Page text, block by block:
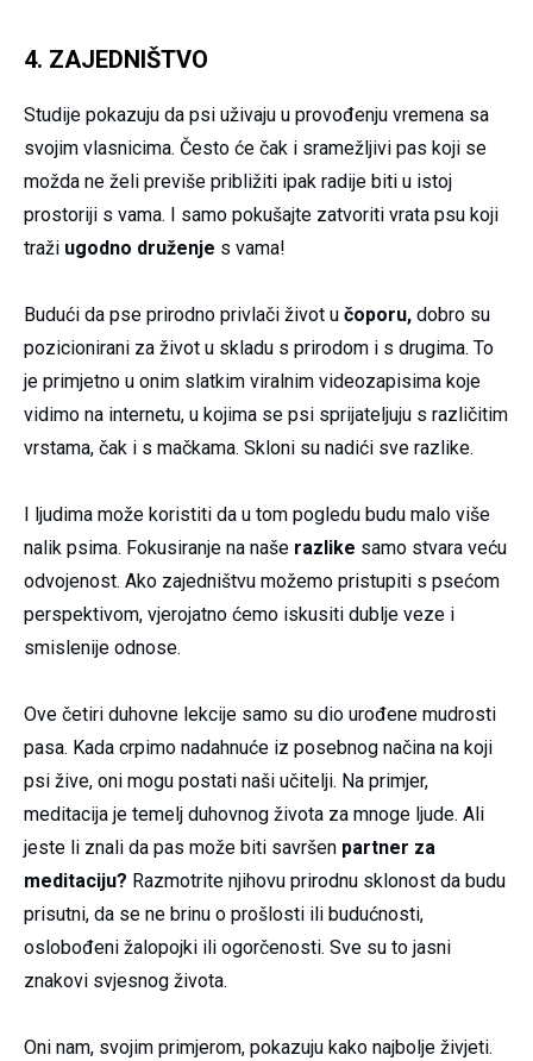
4. ZAJEDNIŠTVO
Studije pokazuju da psi uživaju u provođenju vremena sa
svojim vlasnicima. Često će čak i sramežljivi pas koji se
možda ne želi previše približiti ipak radije biti u istoj
prostoriji s vama. I samo pokušajte zatvoriti vrata psu koji
traži ugodno druženje s vama!
Budući da pse prirodno privlači život u čoporu, dobro su
pozicionirani za život u skladu s prirodom i s drugima. To
je primjetno u onim slatkim viralnim videozapisima koje
vidimo na internetu, u kojima se psi sprijateljuju s različitim
vrstama, čak i s mačkama. Skloni su nadići sve razlike.
I ljudima može koristiti da u tom pogledu budu malo više
nalik psima. Fokusiranje na naše razlike samo stvara veću
odvojenost. Ako zajedništvu možemo pristupiti s psećom
perspektivom, vjerojatno ćemo iskusiti dublje veze i
smislenije odnose.
Ove četiri duhovne lekcije samo su dio urođene mudrosti
pasa. Kada crpimo nadahnuće iz posebnog načina na koji
psi žive, oni mogu postati naši učitelji. Na primjer,
meditacija je temelj duhovnog života za mnoge ljude. Ali
jeste li znali da pas može biti savršen partner za
meditaciju? Razmotrite njihovu prirodnu sklonost da budu
prisutni, da se ne brinu o prošlosti ili budućnosti,
oslobođeni žalopojki ili ogorčenosti. Sve su to jasni
znakovi svjesnog života.
Oni nam, svojim primjerom, pokazuju kako najbolje živjeti.